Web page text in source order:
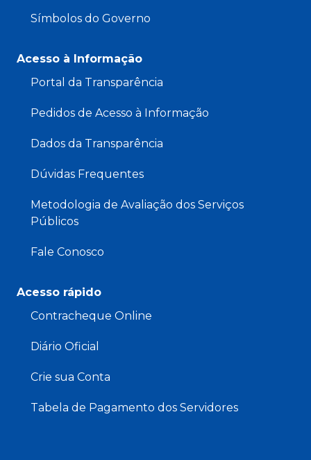
Símbolos do Governo
Acesso à Informação
Portal da Transparência
Pedidos de Acesso à Informação
Dados da Transparência
Dúvidas Frequentes
Metodologia de Avaliação dos Serviços
Públicos
Fale Conosco
Acesso rápido
Contracheque Online
Diário Oficial
Crie sua Conta
Tabela de Pagamento dos Servidores